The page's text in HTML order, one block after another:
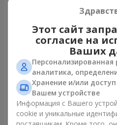
15 разноцветных эустом
3 279 грн
Заказать
Этот сайт
согласие на
Ваших
Персонализированная
аналитика,
Хранение и/или
Вашем устройстве
Информация с Вашего
cookie и уникальные